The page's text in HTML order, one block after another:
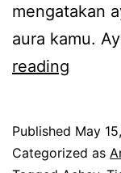
mengatakan
aura kamu.
reading
g
Published May
Categorized as